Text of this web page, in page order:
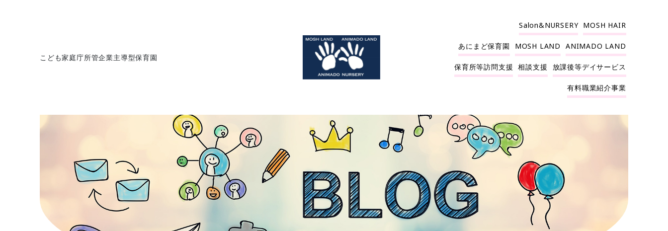
こども家庭庁所管企業主導型保育園
Salon&NURSERY MOSH HAIR
あにまど保育園 MOSH LAND ANIMADO LAND
保育所等訪問支援 相談支援 放課後等デイサービス
有料職業紹介事業